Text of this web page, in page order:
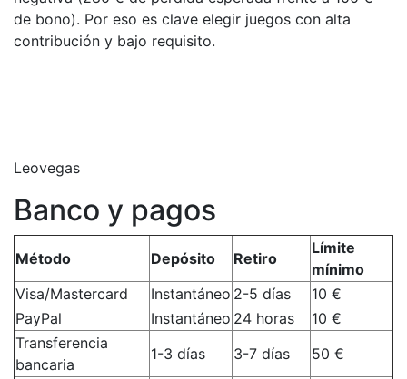
de bono). Por eso es clave elegir juegos con alta
contribución y bajo requisito.
Leovegas
Banco y pagos
Método Depósito Retiro
Límite
mínimo
Visa/Mastercard
Instantáneo 2-5 días
10 €
PayPal
Instantáneo 24 horas
10 €
Transferencia
bancaria
1-3 días 3-7 días 50 €